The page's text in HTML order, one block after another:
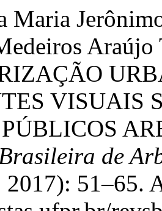
Maria
VISUAIS
PÚBLICOS
de
51–65.